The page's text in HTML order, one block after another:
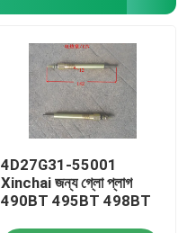
4D27G31-55001
Xinchai জন্য গ্লো প্লাগ
490BT 495BT 498BT